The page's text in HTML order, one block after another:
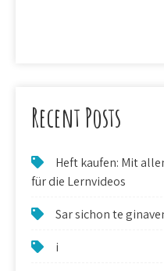
Recent Posts
Heft kaufen: Mit
für die Lernvideos
Sar sichon te
i